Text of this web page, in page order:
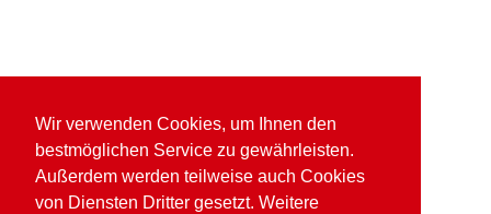
Wir verwenden Cookies, um Ihnen den
bestmöglichen Service zu gewährleisten.
Außerdem werden teilweise auch Cookies
von Diensten Dritter gesetzt. Weitere